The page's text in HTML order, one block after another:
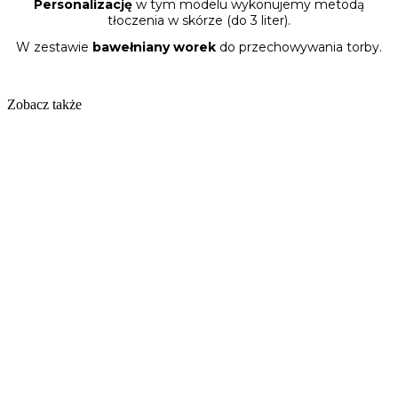
Personalizację w tym modelu wykonujemy metodą
tłoczenia w skórze (do 3 liter).
W zestawie bawełniany worek do przechowywania torby.
Zobacz także